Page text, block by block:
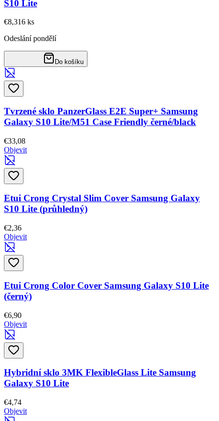
S10 Lite
€8,316 ks
Odeslání pondělí
Do košíku
Tvrzené sklo PanzerGlass E2E Super+ Samsung
Galaxy S10 Lite/M51 Case Friendly černé/black
€33,08
Objevit
Etui Crong Crystal Slim Cover Samsung Galaxy
S10 Lite (průhledný)
€2,36
Objevit
Etui Crong Color Cover Samsung Galaxy S10 Lite
(černý)
€6,90
Objevit
Hybridní sklo 3MK FlexibleGlass Lite Samsung
Galaxy S10 Lite
€4,74
Objevit